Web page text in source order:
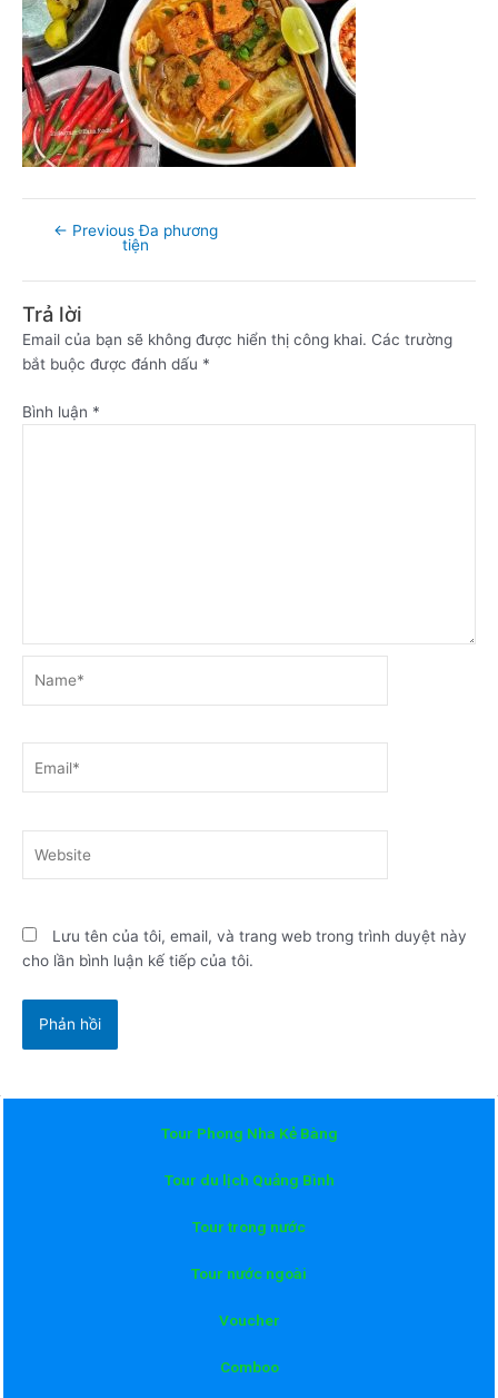
← Previous Đa phương
tiện
Trả lời
Email của bạn sẽ không được hiển thị công khai. Các trường
bắt buộc được đánh dấu *
Bình luận *
Lưu tên của tôi, email, và trang web trong trình duyệt này
cho lần bình luận kế tiếp của tôi.
Tour Phong Nha Kẻ Bàng
Tour du lịch Quảng Bình
Tour trong nước
Tour nước ngoài
Voucher
Comboo